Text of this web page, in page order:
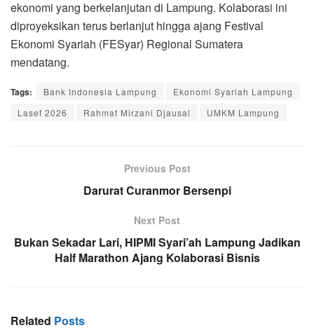
ekonomi yang berkelanjutan di Lampung. Kolaborasi ini
diproyeksikan terus berlanjut hingga ajang Festival
Ekonomi Syariah (FESyar) Regional Sumatera
mendatang.
Tags: Bank Indonesia Lampung
Ekonomi Syariah Lampung
Lasef 2026
Rahmat Mirzani Djausal UMKM Lampung
Previous Post
Darurat Curanmor Bersenpi
Next Post
Bukan Sekadar Lari, HIPMI Syari’ah Lampung Jadikan
Half Marathon Ajang Kolaborasi Bisnis
Related Posts